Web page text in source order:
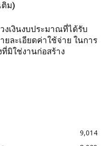
ติม)
งเงินงบประมาณที่ได้รับ
ยละเอียดค่าใช้จ่าย ในการ
มิใช่งานก่อสร้าง
9,014